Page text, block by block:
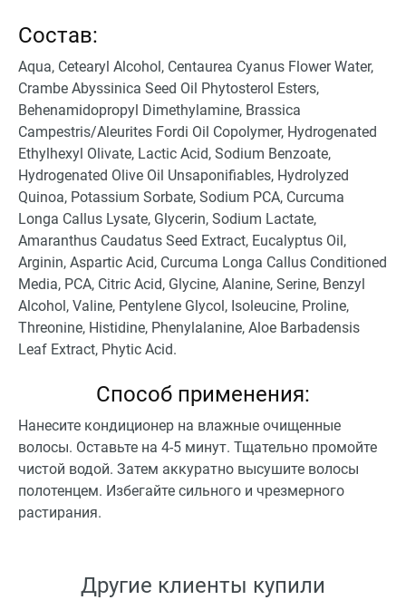
Состав:
Aqua, Cetearyl Alcohol, Centaurea Cyanus Flower Water,
Crambe Abyssinica Seed Oil Phytosterol Esters,
Behenamidopropyl Dimethylamine, Brassica
Campestris/Aleurites Fordi Oil Copolymer, Hydrogenated
Ethylhexyl Olivate, Lactic Acid, Sodium Benzoate,
Hydrogenated Olive Oil Unsaponifiables, Hydrolyzed
Quinoa, Potassium Sorbate, Sodium PCA, Curcuma
Longa Callus Lysate, Glycerin, Sodium Lactate,
Amaranthus Caudatus Seed Extract, Eucalyptus Oil,
Arginin, Aspartic Acid, Curcuma Longa Callus Conditioned
Media, PCA, Citric Acid, Glycine, Alanine, Serine, Benzyl
Alcohol, Valine, Pentylene Glycol, Isoleucine, Proline,
Threonine, Histidine, Phenylalanine, Aloe Barbadensis
Leaf Extract, Phytic Acid.
Способ применения:
Нанесите кондиционер на влажные очищенные
волосы. Оставьте на 4-5 минут. Тщательно промойте
чистой водой. Затем аккуратно высушите волосы
полотенцем. Избегайте сильного и чрезмерного
растирания.
Другие клиенты купили